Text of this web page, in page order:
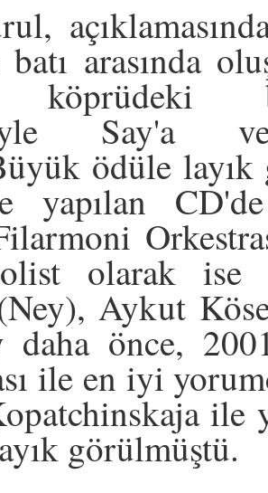
arasında
köprüdeki
Say'a
ödüle
yapılan
olarak ise
Aykut
daha önce,
ile en iyi
ile
görülmüştü.